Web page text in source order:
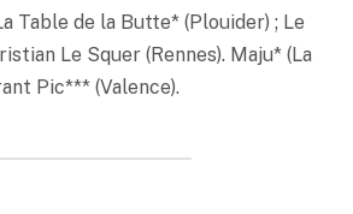
Table de la Butte* (Plouider) ; Le
Le Squer (Rennes). Maju* (La
Pic*** (Valence).